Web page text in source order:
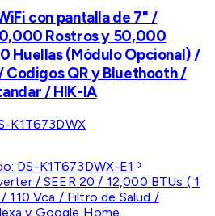
con pantalla de 7" /
Rostros y 50,000
Huellas (Módulo Opcional) /
Codigos QR y Bluethooth /
/ HIK-IA
K1T673DWX
DS-K1T673DWX-E1